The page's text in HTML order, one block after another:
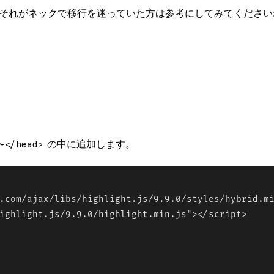
れがネックで移行を迷っていた方は参考にしてみてください
</head> の中に追加します。
ajax/libs/highlight.js/9.9.0/styles/
9.9.0/highlight.min.js"></script>